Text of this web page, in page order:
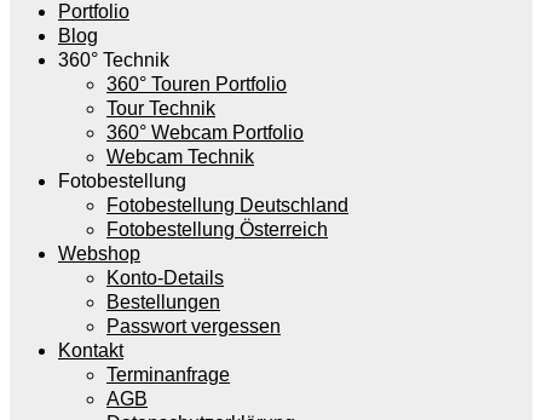
Portfolio
Blog
360° Technik
360° Touren Portfolio
Tour Technik
360° Webcam Portfolio
Webcam Technik
Fotobestellung
Fotobestellung Deutschland
Fotobestellung Österreich
Webshop
Konto-Details
Bestellungen
Passwort vergessen
Kontakt
Terminanfrage
AGB